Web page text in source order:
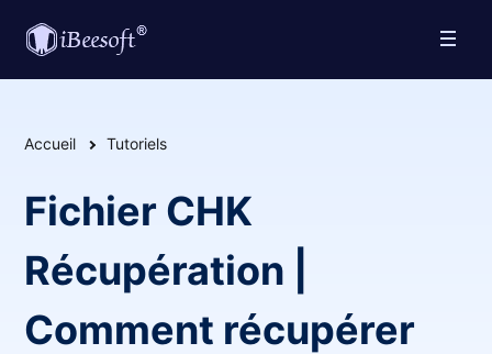
Accueil Tutoriels
Fichier CHK
Récupération |
Comment récupérer